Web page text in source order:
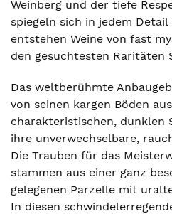
Weinberg und der tiefe
spiegeln sich in jedem
entstehen Weine von fast
den gesuchtesten Raritäten
Das weltberühmte
von seinen kargen Böden
charakteristischen, dunklen
ihre unverwechselbare,
Die Trauben für das
stammen aus einer ganz
gelegenen Parzelle mit
In diesen